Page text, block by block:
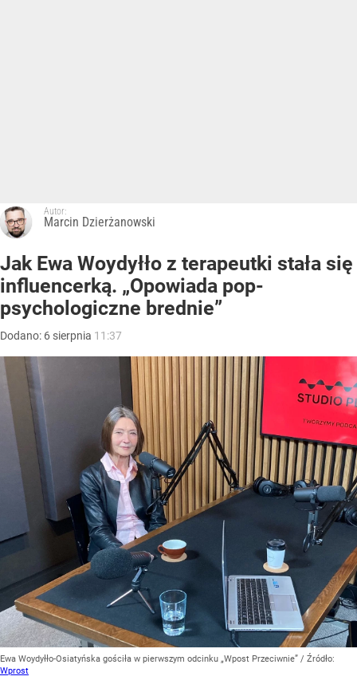
Autor:
Marcin Dzierżanowski
Jak Ewa Woydyłło z terapeutki stała się
influencerką. „Opowiada pop-
psychologiczne brednie”
Dodano: 6 sierpnia 11:37
Ewa Woydyłło-Osiatyńska gościła w pierwszym odcinku „Wpost Przeciwnie” / Źródło:
Wprost